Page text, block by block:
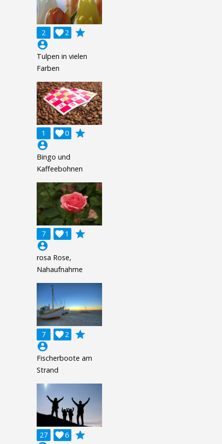
2 2

grade
account_circle
Tulpen in vielen
Farben
1 0

grade
account_circle
Bingo und
Kaffeebohnen
7 1

grade
account_circle
rosa Rose,
Nahaufnahme
7 2

grade
account_circle
Fischerboote am
Strand
27 6

grade